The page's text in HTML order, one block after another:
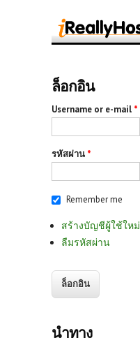
ล็อกอิน
Username or e-mail *
รหัสผ่าน *
Remember me
สร้างบัญชีผู้ใช้ใหม่
ลืมรหัสผ่าน
นำทาง